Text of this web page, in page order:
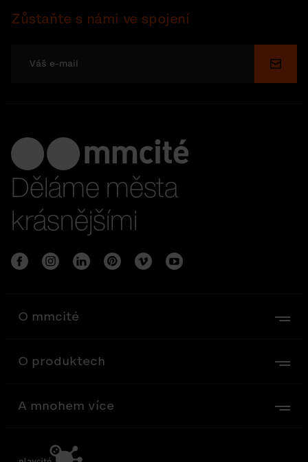
Zůstaňte s námi ve spojení
Děláme města
krásnějšími
O mmcité
O produktech
A mnohem více